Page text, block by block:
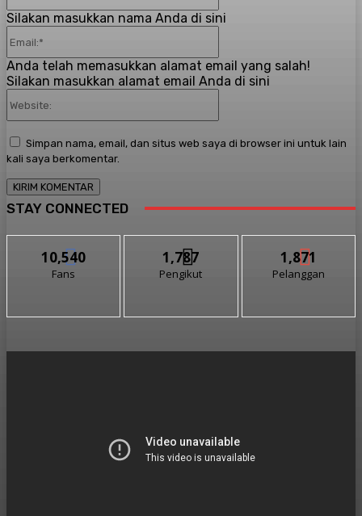
Silakan masukkan nama Anda di sini
Anda telah memasukkan alamat email yang salah!
Silakan masukkan alamat email Anda di sini
Simpan nama, email, dan situs web saya di browser ini untuk lain
kali saya berkomentar.
STAY CONNECTED
10,540
Fans
1,787
Pengikut
1,871
Pelanggan